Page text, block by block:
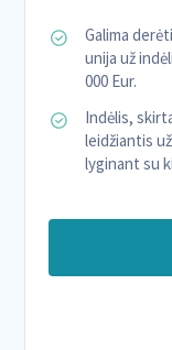
Galima
unija už
000 Eur.
Indėlis,
leidžiantis
lyginant su